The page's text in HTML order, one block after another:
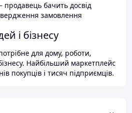
продавець бачить досвід
замовлення
і бізнесу
для дому, роботи,
Найбільший маркетплейс
покупців і тисяч підприємців.